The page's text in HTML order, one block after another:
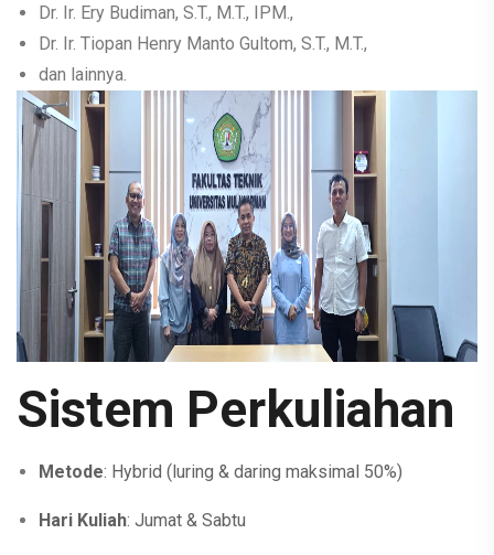
Dr. Ir. Ery Budiman, S.T., M.T., IPM.,
Dr. Ir. Tiopan Henry Manto Gultom, S.T., M.T.,
dan lainnya.
Sistem Perkuliahan
Metode: Hybrid (luring & daring maksimal 50%)
Hari Kuliah: Jumat & Sabtu